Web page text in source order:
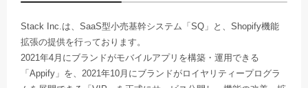
Stack Inc.は、SaaS型小売基幹システム「SQ」と、Shopify機能
拡張の提供を行っております。
2021年4月にブランドがモバイルアプリを構築・運用できる
「Appify」を、2021年10月にブランドがロイヤリティープログラ